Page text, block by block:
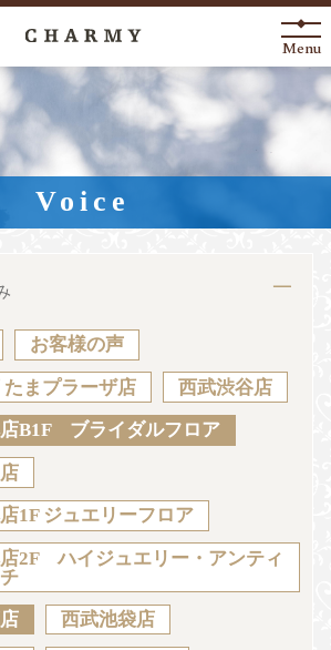
New Arrival
About
Engagement Ring
Anniversary
Blog
Voice Catalog
JA EN CH KO
Menu
Voice
お客様の声
まプラーザ店 西武渋谷店
B1F ブライダルフロア
1F ジュエリーフロア
2F ハイジュエリー・アンティ
西武池袋店